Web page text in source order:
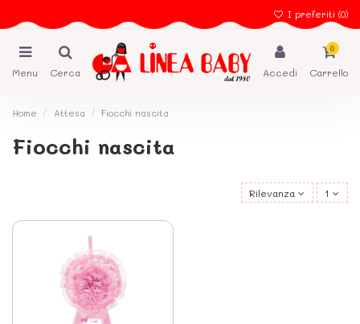
I preferiti (0)
Menu Cerca Accedi
0
Carrello
Home Attesa Fiocchi nascita
Fiocchi nascita
Rilevanza 1